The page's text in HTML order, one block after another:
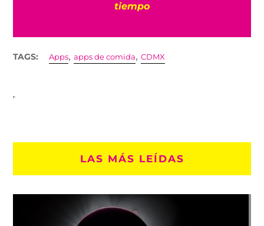
TAGS: Apps,apps de comida,CDMX
LAS MÁS LEÍDAS